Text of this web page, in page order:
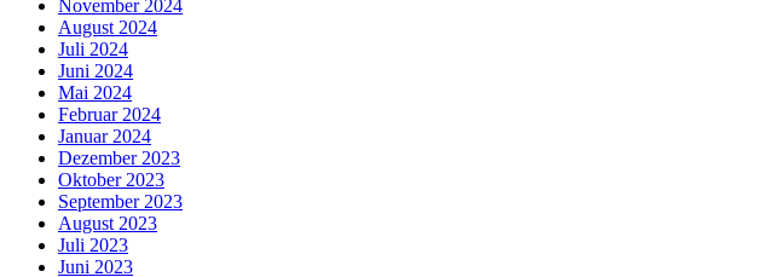
November 2024
August 2024
Juli 2024
Juni 2024
Mai 2024
Februar 2024
Januar 2024
Dezember 2023
Oktober 2023
September 2023
August 2023
Juli 2023
Juni 2023